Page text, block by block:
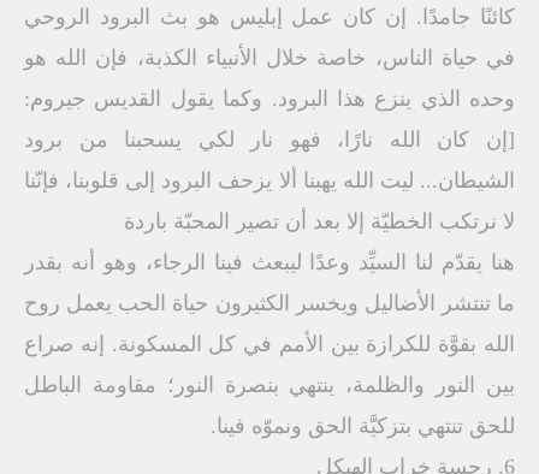
كائنًا جامدًا. إن كان عمل إبليس هو بث البرود الروحي
في حياة الناس، خاصة خلال الأنبياء الكذبة، فإن الله هو
وحده الذي ينزع هذا البرود. وكما يقول القديس جيروم:
[إن كان الله نارًا، فهو نار لكي يسحبنا من برود
الشيطان... ليت الله يهبنا ألا يزحف البرود إلى قلوبنا، فإنّنا
لا نرتكب الخطيّة إلا بعد أن تصير المحبّة باردة
هنا يقدّم لنا السيِّد وعدًا ليبعث فينا الرجاء، وهو أنه بقدر
ما تنتشر الأضاليل ويخسر الكثيرون حياة الحب يعمل روح
الله بقوَّة للكرازة بين الأمم في كل المسكونة. إنه صراع
بين النور والظلمة، ينتهي بنصرة النور؛ مقاومة الباطل
للحق تنتهي بتزكيَّة الحق ونموّه فينا.
6. رجسة خراب الهيكل